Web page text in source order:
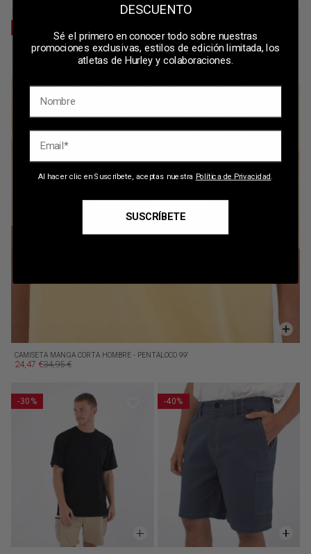
CAMISETA MANGA CORTA HOMBRE - PENTALOCO 99'
Precio de oferta
24,47 €Precio habitual
34,95 €
-30% -40%
DESCUENTO
Sé el primero en conocer todo sobre nuestras
promociones exclusivas, estilos de edición limitada, los
atletas de Hurley y colaboraciones.
Email
Al hacer clic en Suscríbete, aceptas nuestra Política de Privacidad
SUSCRÍBETE